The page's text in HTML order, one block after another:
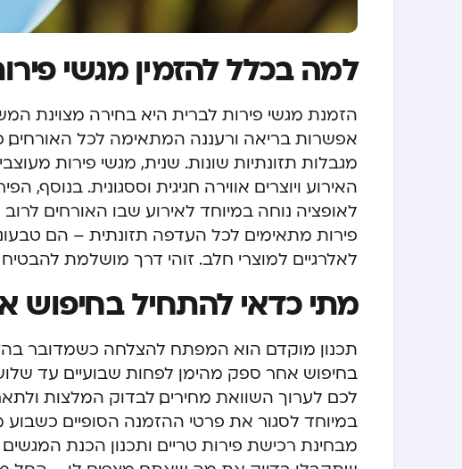
למה בכלל להזמין מגשי
הזמנת מגשי פירות לברית היא בחירה מצוינת
אפשרות בריאה ורעננה המתאימה לכל האורחים,
מגבלות תזונתיות שונות. שנית, מגשי פירות
האירוע ויוצרים אווירה חגיגית וססגונית.
לאופציה נוחה במיוחד לאירוע שבו האורחים
פירות מתאימים לכל העדפה תזונתית – הם
לאלרגיים למוצרי חלב. זוהי דרך מושלמת
מתי כדאי להתחיל בחיפוש
תכנון מוקדם הוא המפתח להצלחה כשמדובר
בחיפוש אחר ספק מהימן לפחות שבועיים עד
לכם לערוך השוואת מחירים, לבדוק המלצות
במיוחד לסגור את פרטי ההזמנה הסופיים
מבחינת רכישת פירות טריים ותכנון הכנת